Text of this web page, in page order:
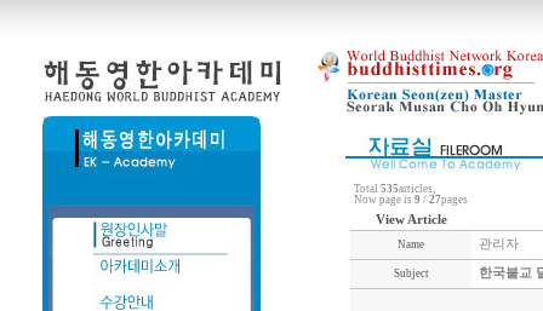
Total 535articles,
Now page is 9 / 27pages
View Article
Name 관리자
Subject 한국불교